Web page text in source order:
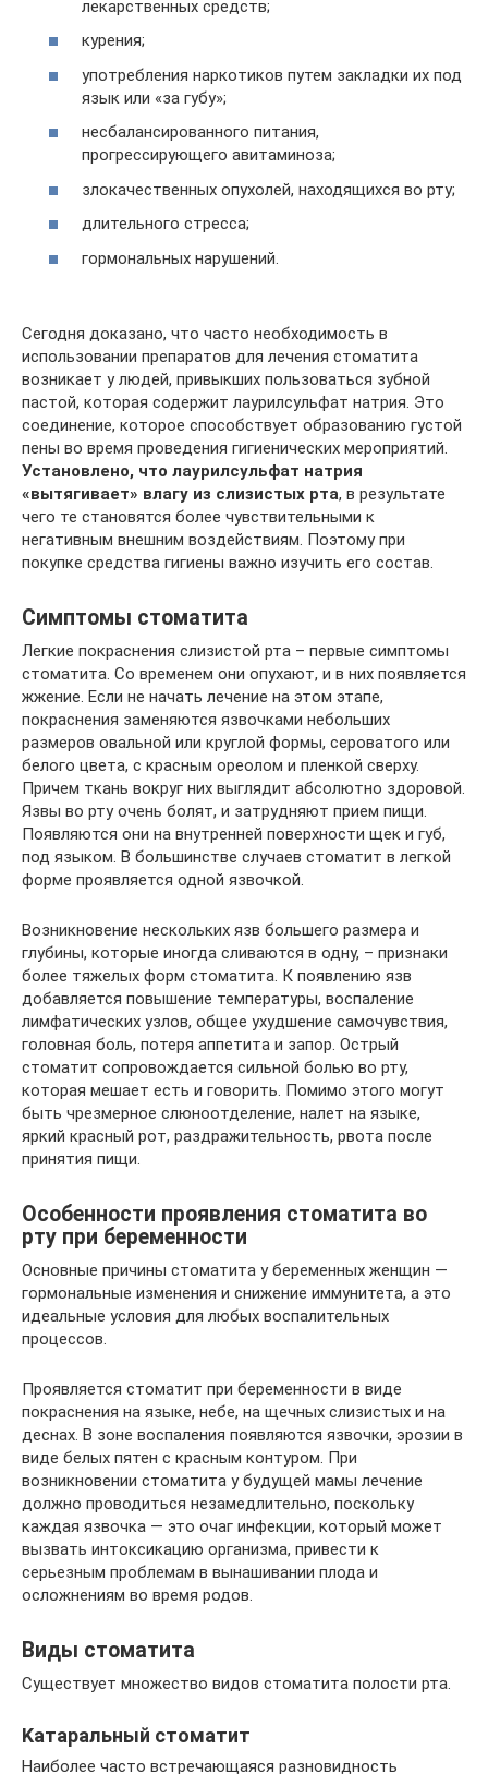
лекарственных средств;
курения;
употребления наркотиков путем закладки их под
язык или «за губу»;
несбалансированного питания,
прогрессирующего авитаминоза;
злокачественных опухолей, находящихся во рту;
длительного стресса;
гормональных нарушений.
Сегодня доказано, что часто необходимость в
использовании препаратов для лечения стоматита
возникает у людей, привыкших пользоваться зубной
пастой, которая содержит лаурилсульфат натрия. Это
соединение, которое способствует образованию густой
пены во время проведения гигиенических мероприятий.
Установлено, что лаурилсульфат натрия
«вытягивает» влагу из слизистых рта, в результате
чего те становятся более чувствительными к
негативным внешним воздействиям. Поэтому при
покупке средства гигиены важно изучить его состав.
Симптомы стоматита
Легкие покраснения слизистой рта – первые симптомы
стоматита. Со временем они опухают, и в них появляется
жжение. Если не начать лечение на этом этапе,
покраснения заменяются язвочками небольших
размеров овальной или круглой формы, сероватого или
белого цвета, с красным ореолом и пленкой сверху.
Причем ткань вокруг них выглядит абсолютно здоровой.
Язвы во рту очень болят, и затрудняют прием пищи.
Появляются они на внутренней поверхности щек и губ,
под языком. В большинстве случаев стоматит в легкой
форме проявляется одной язвочкой.
Возникновение нескольких язв большего размера и
глубины, которые иногда сливаются в одну, – признаки
более тяжелых форм стоматита. К появлению язв
добавляется повышение температуры, воспаление
лимфатических узлов, общее ухудшение самочувствия,
головная боль, потеря аппетита и запор. Острый
стоматит сопровождается сильной болью во рту,
которая мешает есть и говорить. Помимо этого могут
быть чрезмерное слюноотделение, налет на языке,
яркий красный рот, раздражительность, рвота после
принятия пищи.
Особенности проявления стоматита во
рту при беременности
Основные причины стоматита у беременных женщин —
гормональные изменения и снижение иммунитета, а это
идеальные условия для любых воспалительных
процессов.
Проявляется стоматит при беременности в виде
покраснения на языке, небе, на щечных слизистых и на
деснах. В зоне воспаления появляются язвочки, эрозии в
виде белых пятен с красным контуром. При
возникновении стоматита у будущей мамы лечение
должно проводиться незамедлительно, поскольку
каждая язвочка — это очаг инфекции, который может
вызвать интоксикацию организма, привести к
серьезным проблемам в вынашивании плода и
осложнениям во время родов.
Виды стоматита
Существует множество видов стоматита полости рта.
Kатаральный стоматит
Наиболее часто встречающаяся разновидность